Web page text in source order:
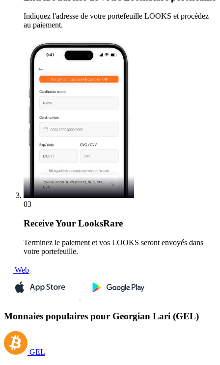
Indiquez l'adresse de votre portefeuille LOOKS et procédez
au paiement.
03
ReceiveYour LooksRare
Terminez le paiement et vos LOOKS seront envoyés dans
votre portefeuille.
Web
Monnaies populaires pour Georgian Lari (GEL)
GEL